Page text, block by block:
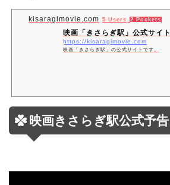
kisaragimovie.com 5 Users 2 Pockets
映画「きさらぎ駅」公式サイト
https://kisaragimovie.com
映画「きさらぎ駅」の公式サイトです。
映画きさらぎ駅公式予告